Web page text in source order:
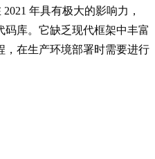
2021 年具有极大的影响力，
库。它缺乏现代框架中丰富
，在生产环境部署时需要进行